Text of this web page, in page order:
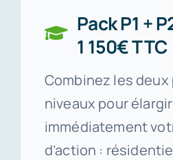
Pack P1 +
1 150€ TTC
Combinez les deux
niveaux pour élargir
immédiatement
d’action :